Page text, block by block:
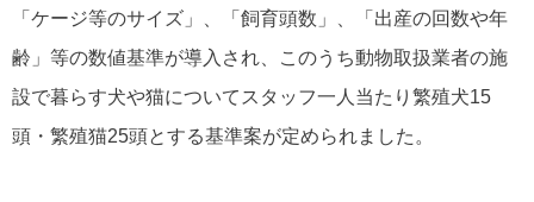
「ケージ等のサイズ」、「飼育頭数」、「出産の回数や年
齢」等の数値基準が導入され、このうち動物取扱業者の施
設で暮らす犬や猫についてスタッフ一人当たり繁殖犬15
頭・繁殖猫25頭とする基準案が定められました。